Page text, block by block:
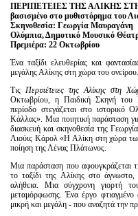
ΠΕΡΙΠΕΤΕΙΕΣ ΤΗΣ ΑΛΙΚΗΣ
βασισμένο στο μυθιστόρημα του
Σκηνοθεσία: Γεωργία Μαυραγάνη
Ολύμπια, Δημοτικό Μουσικό
Πρεμιέρα: 22 Οκτωβρίου
Ένα ταξίδι ελευθερίας και
μεγάλης Αλίκης στη χώρα του ονείρου.
Τις Περιπέτειες της Αλίκης στη
Οκτωβρίου, η Παιδική Σκηνή του
περίοδο στεγάζεται στο
Κάλλας». Μια ποιητική παράσταση
διασκευή και σκηνοθεσία της
Λιούις Κάρολ «Η Αλίκη στη χώρα
ποίηση της Λένας Πλάτωνος.
Μια παράσταση που αφουγκράζεται
το ταξίδι της Αλίκης στο
αλήθεια. Μια σύγχρονη γιορτή
μεταμόρφωσης. Ένα έργο
μικρή και μεγάλη - που αναζητά την